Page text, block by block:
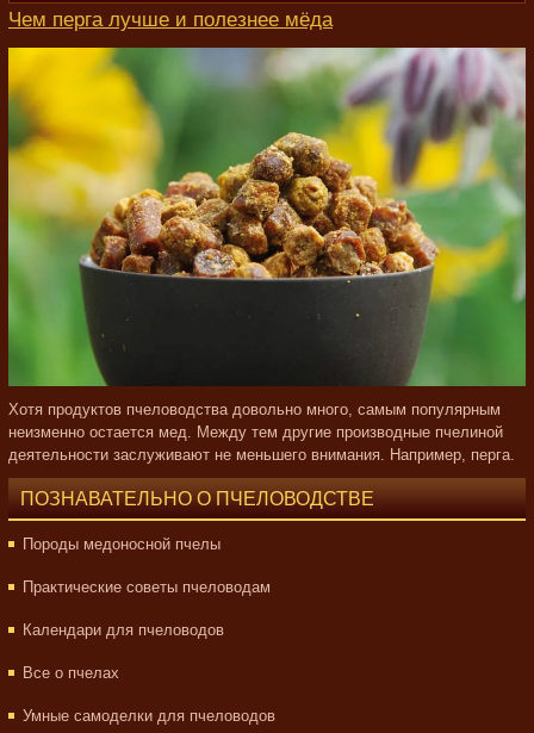
Чем перга лучше и полезнее мёда
Хотя продуктов пчеловодства довольно много, самым популярным
неизменно остается мед. Между тем другие производные пчелиной
деятельности заслуживают не меньшего внимания. Например, перга.
ПОЗНАВАТЕЛЬНО О ПЧЕЛОВОДСТВЕ
Породы медоносной пчелы
Практические советы пчеловодам
Календари для пчеловодов
Все о пчелах
Умные самоделки для пчеловодов